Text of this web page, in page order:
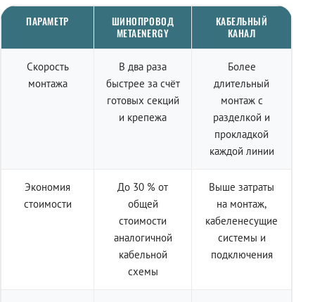
ПАРАМЕТР
ШИНОПРОВОД
METAENERGY
КАБЕЛЬНЫЙ
КАНАЛ
Скорость
монтажа
В два раза
быстрее за счёт
готовых секций
и крепежа
Более
длительный
монтаж с
разделкой и
прокладкой
каждой линии
Экономия
стоимости
До 30 % от
общей
стоимости
аналогичной
кабельной
схемы
Выше затраты
на монтаж,
кабеленесущие
системы и
подключения